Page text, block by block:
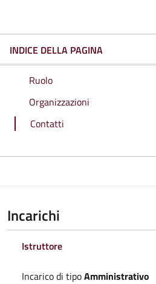
INDICE DELLA PAGINA
Ruolo
Organizzazioni
Contatti
Incarichi
Istruttore
Incarico di tipoAmministrativo